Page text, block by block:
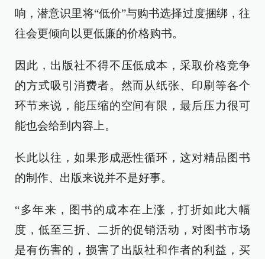
响，潜意识里将“低价”与购书选择过度捆绑，往
往会更倾向以更低廉的价格购书。
因此，出版社不得不压低成本，采取价格竞争
的方式吸引消费者。然而从纸张、印刷等各个
环节来说，能压缩的空间有限，最后压力很可
能也会给到内容上。
长此以往，如果形成恶性循环，这对精品图书
的制作、出版来说并不是好事。
“多年来，图书的成本在上涨，打折如此大幅
度，低至三折、二折的促销活动，对图书市场
是有伤害的，损害了出版社和作者的利益，买